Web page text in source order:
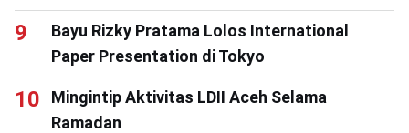
Bayu Rizky Pratama Lolos International
Paper Presentation di Tokyo
Mingintip Aktivitas LDII Aceh Selama
Ramadan